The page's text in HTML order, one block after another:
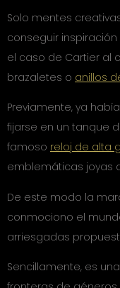
Solo mentes
conseguir
el caso de Cartier al
brazaletes o anillos
Previamente, ya
fijarse en un tanque
famoso reloj de alta
emblemáticas joyas
De este modo la
conmociono el
arriesgadas
Sencillamente, es